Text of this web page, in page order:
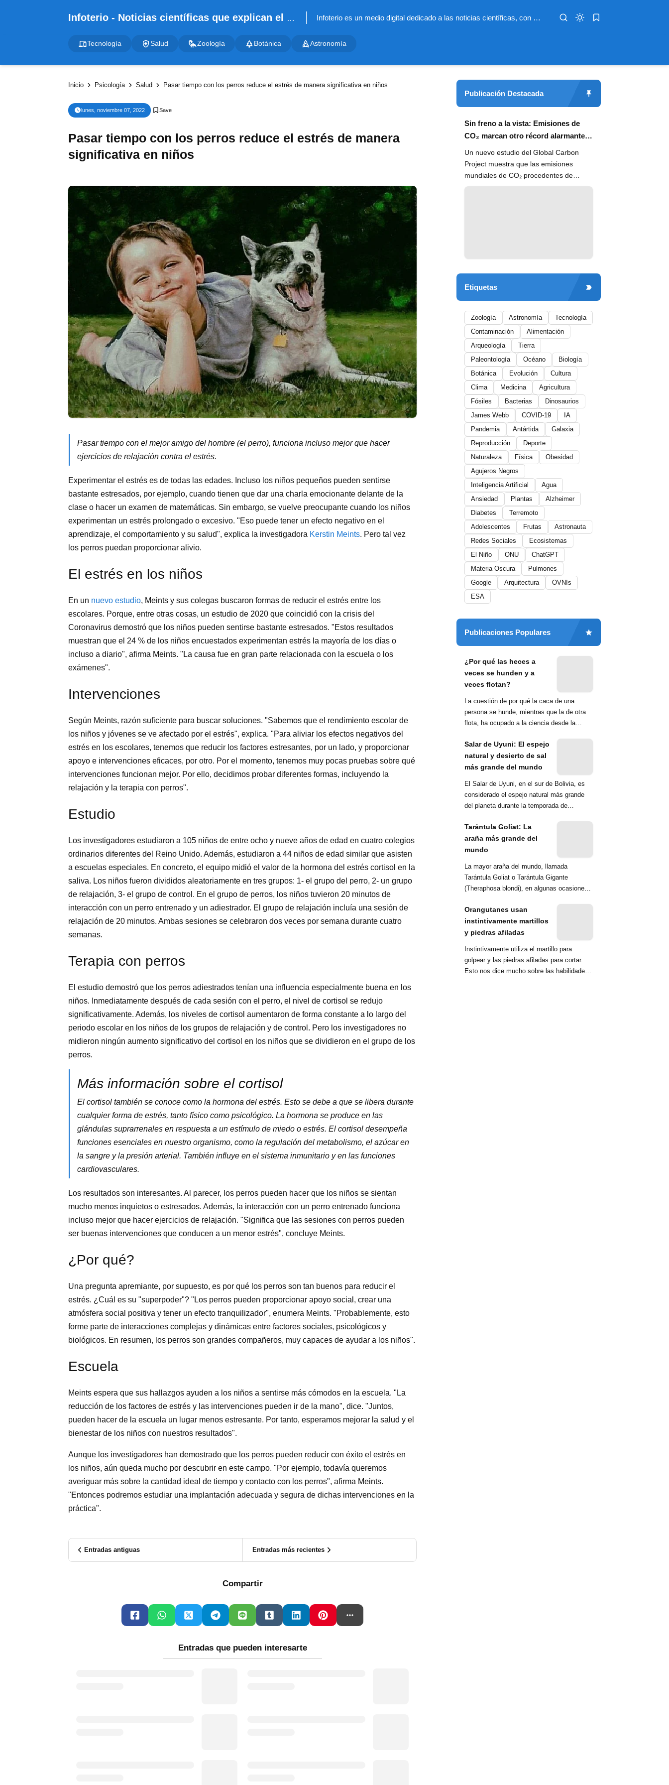
Infoterio - Noticias científicas que explican el mundo Infoterio es un medio digital dedicado a las noticias científicas, con artículos extensos y bien documentados sobre salud, medioambiente, tecnología, espacio, psicología, evolución y más. Nuestro objetivo es hacer accesible el conocimiento científico a lectores de habla hispana en todo el mundo, con información actualizada, fuentes confiables y explicaciones claras que conectan la ciencia con la vida cotidiana.
Tecnología Salud Zoología Botánica Astronomía
Inicio Psicología Salud Pasar tiempo con los perros reduce el estrés de manera significativa en niños
lunes, noviembre 07, 2022
Pasar tiempo con los perros reduce el estrés de manera
significativa en niños
Pasar tiempo con el mejor amigo del hombre (el perro), funciona incluso mejor que hacer
ejercicios de relajación contra el estrés.
Experimentar el estrés es de todas las edades. Incluso los niños pequeños pueden sentirse
bastante estresados, por ejemplo, cuando tienen que dar una charla emocionante delante de la
clase o hacer un examen de matemáticas. Sin embargo, se vuelve preocupante cuando los niños
experimentan un estrés prolongado o excesivo. "Eso puede tener un efecto negativo en el
aprendizaje, el comportamiento y su salud", explica la investigadora Kerstin Meints. Pero tal vez
los perros puedan proporcionar alivio.
El estrés en los niños
En un nuevo estudio, Meints y sus colegas buscaron formas de reducir el estrés entre los
escolares. Porque, entre otras cosas, un estudio de 2020 que coincidió con la crisis del
Coronavirus demostró que los niños pueden sentirse bastante estresados. "Estos resultados
muestran que el 24 % de los niños encuestados experimentan estrés la mayoría de los días o
incluso a diario", afirma Meints. "La causa fue en gran parte relacionada con la escuela o los
exámenes".
Intervenciones
Según Meints, razón suficiente para buscar soluciones. "Sabemos que el rendimiento escolar de
los niños y jóvenes se ve afectado por el estrés", explica. "Para aliviar los efectos negativos del
estrés en los escolares, tenemos que reducir los factores estresantes, por un lado, y proporcionar
apoyo e intervenciones eficaces, por otro. Por el momento, tenemos muy pocas pruebas sobre qué
intervenciones funcionan mejor. Por ello, decidimos probar diferentes formas, incluyendo la
relajación y la terapia con perros".
Estudio
Los investigadores estudiaron a 105 niños de entre ocho y nueve años de edad en cuatro colegios
ordinarios diferentes del Reino Unido. Además, estudiaron a 44 niños de edad similar que asisten
a escuelas especiales. En concreto, el equipo midió el valor de la hormona del estrés cortisol en la
saliva. Los niños fueron divididos aleatoriamente en tres grupos: 1- el grupo del perro, 2- un grupo
de relajación, 3- el grupo de control. En el grupo de perros, los niños tuvieron 20 minutos de
interacción con un perro entrenado y un adiestrador. El grupo de relajación incluía una sesión de
relajación de 20 minutos. Ambas sesiones se celebraron dos veces por semana durante cuatro
semanas.
Terapia con perros
El estudio demostró que los perros adiestrados tenían una influencia especialmente buena en los
niños. Inmediatamente después de cada sesión con el perro, el nivel de cortisol se redujo
significativamente. Además, los niveles de cortisol aumentaron de forma constante a lo largo del
periodo escolar en los niños de los grupos de relajación y de control. Pero los investigadores no
midieron ningún aumento significativo del cortisol en los niños que se dividieron en el grupo de los
perros.
Más información sobre el cortisol
El cortisol también se conoce como la hormona del estrés. Esto se debe a que se libera durante
cualquier forma de estrés, tanto físico como psicológico. La hormona se produce en las
glándulas suprarrenales en respuesta a un estímulo de miedo o estrés. El cortisol desempeña
funciones esenciales en nuestro organismo, como la regulación del metabolismo, el azúcar en
la sangre y la presión arterial. También influye en el sistema inmunitario y en las funciones
cardiovasculares.
Los resultados son interesantes. Al parecer, los perros pueden hacer que los niños se sientan
mucho menos inquietos o estresados. Además, la interacción con un perro entrenado funciona
incluso mejor que hacer ejercicios de relajación. "Significa que las sesiones con perros pueden
ser buenas intervenciones que conducen a un menor estrés", concluye Meints.
¿Por qué?
Una pregunta apremiante, por supuesto, es por qué los perros son tan buenos para reducir el
estrés. ¿Cuál es su "superpoder"? "Los perros pueden proporcionar apoyo social, crear una
atmósfera social positiva y tener un efecto tranquilizador", enumera Meints. "Probablemente, esto
forme parte de interacciones complejas y dinámicas entre factores sociales, psicológicos y
biológicos. En resumen, los perros son grandes compañeros, muy capaces de ayudar a los niños".
Escuela
Meints espera que sus hallazgos ayuden a los niños a sentirse más cómodos en la escuela. "La
reducción de los factores de estrés y las intervenciones pueden ir de la mano", dice. "Juntos,
pueden hacer de la escuela un lugar menos estresante. Por tanto, esperamos mejorar la salud y el
bienestar de los niños con nuestros resultados".
Aunque los investigadores han demostrado que los perros pueden reducir con éxito el estrés en
los niños, aún queda mucho por descubrir en este campo. "Por ejemplo, todavía queremos
averiguar más sobre la cantidad ideal de tiempo y contacto con los perros", afirma Meints.
"Entonces podremos estudiar una implantación adecuada y segura de dichas intervenciones en la
práctica".
Entradas antiguas Entradas más recientes
Compartir
Entradas que pueden interesarte
Publicación Destacada
Sin freno a la vista: Emisiones de
CO₂ marcan otro récord alarmante
en 2024
Un nuevo estudio del Global Carbon
Project muestra que las emisiones
mundiales de CO₂ procedentes de
combustibles fósiles han alcanzado un
Etiquetas
Zoología Astronomía
Tecnología
Contaminación
Alimentación
Arqueología
Tierra
Paleontología
Océano
Biología
Botánica
Evolución
Cultura
Clima
Medicina
Agricultura
Fósiles
Bacterias
Dinosaurios
James Webb
COVID-19
IA
Pandemia
Antártida
Galaxia
Reproducción
Deporte
Naturaleza
Física
Obesidad
Agujeros Negros
Inteligencia Artificial
Agua
Ansiedad
Plantas
Alzheimer
Diabetes
Terremoto
Adolescentes
Frutas
Astronauta
Redes Sociales
Ecosistemas
El Niño
ONU
ChatGPT
Materia Oscura
Pulmones
Google
Arquitectura
OVNIs
ESA
Publicaciones Populares
¿Por qué las heces a
veces se hunden y a
veces flotan?
La cuestión de por qué la caca de una
persona se hunde, mientras que la de otra
flota, ha ocupado a la ciencia desde la
Salar de Uyuni: El espejo
natural y desierto de sal
más grande del mundo
El Salar de Uyuni, en el sur de Bolivia, es
considerado el espejo natural más grande
del planeta durante la temporada de
Tarántula Goliat: La
araña más grande del
mundo
La mayor araña del mundo, llamada
Tarántula Goliat o Tarántula Gigante
(Theraphosa blondi), en algunas ocasiones
Orangutanes usan
instintivamente martillos
y piedras afiladas
Instintivamente utiliza el martillo para
golpear y las piedras afiladas para cortar.
Esto nos dice mucho sobre las habilidades